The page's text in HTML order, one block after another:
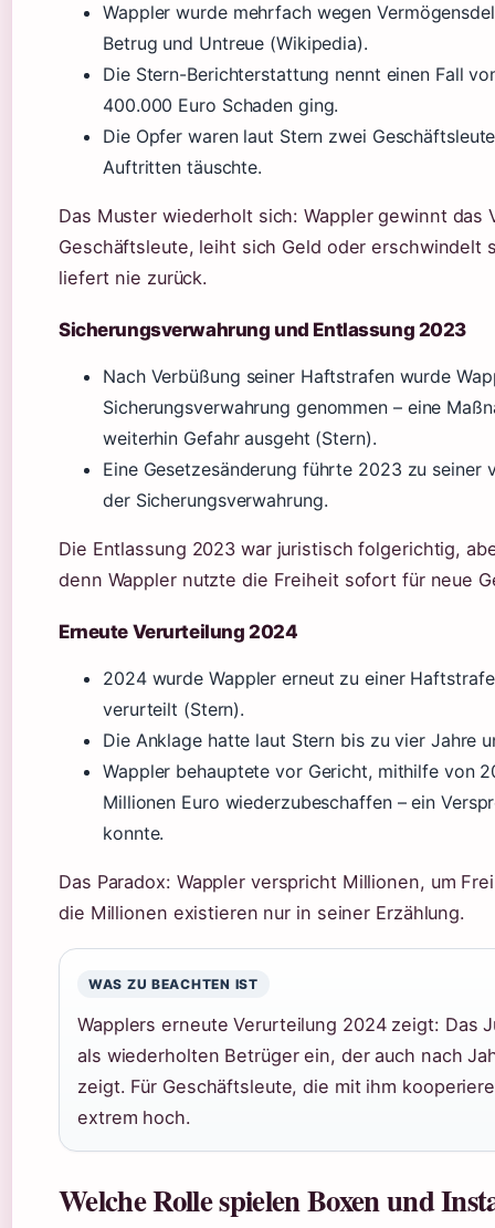
Wappler wurde mehrfach wegen
Betrug und Untreue (Wikipedia).
Die Stern-Berichterstattung nennt einen Fall
400.000 Euro Schaden ging.
Die Opfer waren laut Stern zwei
Auftritten täuschte.
Das Muster wiederholt sich: Wappler gewinnt das
Geschäftsleute, leiht sich Geld oder erschwindelt
liefert nie zurück.
Sicherungsverwahrung und Entlassung 2023
Nach Verbüßung seiner Haftstrafen wurde
Sicherungsverwahrung genommen – eine
weiterhin Gefahr ausgeht (Stern).
Eine Gesetzesänderung führte 2023 zu seiner
der Sicherungsverwahrung.
Die Entlassung 2023 war juristisch folgerichtig,
denn Wappler nutzte die Freiheit sofort für neue
Erneute Verurteilung 2024
2024 wurde Wappler erneut zu einer
verurteilt (Stern).
Die Anklage hatte laut Stern bis zu vier Jahre
Wappler behauptete vor Gericht, mithilfe von
Millionen Euro wiederzubeschaffen – ein
konnte.
Das Paradox: Wappler verspricht Millionen, um
die Millionen existieren nur in seiner Erzählung.
WAS ZU BEACHTEN IST
Wapplers erneute Verurteilung 2024 zeigt: Das
als wiederholten Betrüger ein, der auch nach
zeigt. Für Geschäftsleute, die mit ihm
extrem hoch.
Welche Rolle spielen Boxen und